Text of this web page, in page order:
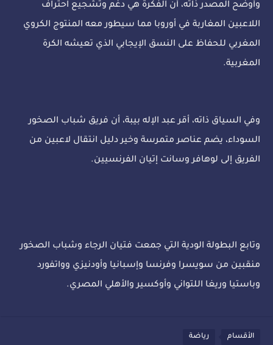
وأوضح المصدر ذاته، أن الفكرة هي دغم وتشجيع احتراف
اللاعبين المغاربة في أوروبا مما سيطور معه المنتوج الكروي
المغربي للحفاظ على النسق الإيجابي الذي تعيشه الكرة
المغربية.
وفي السياق ذاته، أقر عبد الإله بيبة، أن فريق شباب الصخور
السوداء، يضم عناصر متمرسة وخير دليل انتقال لاعبين من
الفريق إلى لوهافر وسانت إتيان الفرنسيين.
وتابع البطولة الودية التي جمعت فتيان الرجاء وشباب الصخور
منقبين من سويسرا وفرنسا وإسبانيا وأودنيزي وواتفورد
وباستيا وريغا اللتواني وأوكسير والأهلي المصري.
الأقسام رياضة